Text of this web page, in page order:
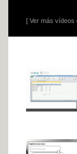
[ Ver más vídeos